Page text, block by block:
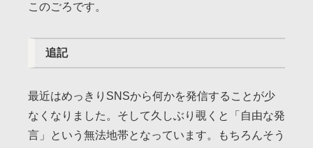
このごろです。
追記
最近はめっきりSNSから何かを発信することが少
なくなりました。そして久しぶり覗くと「自由な発
言」という無法地帯となっています。もちろんそう